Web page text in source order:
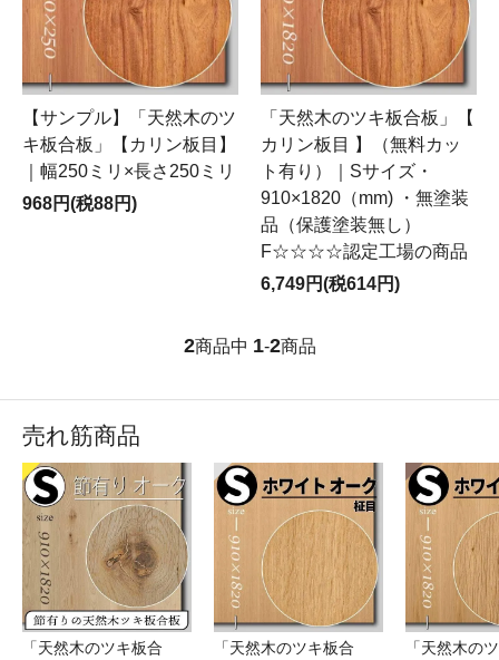
【サンプル】「天然木のツ
キ板合板」【カリン板目】
｜幅250ミリ×長さ250ミリ
968円(税88円)
「天然木のツキ板合板」【
カリン板目 】（無料カッ
ト有り）｜Sサイズ・
910×1820（mm) ・無塗装
品（保護塗装無し）
F☆☆☆☆認定工場の商品
6,749円(税614円)
2商品中 1-2商品
売れ筋商品
「天然木のツキ板合
「天然木のツキ板合
「天然木の